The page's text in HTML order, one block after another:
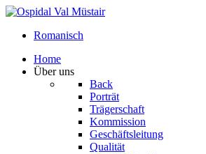
Romanisch
Home
Über uns
Back
Porträt
Trägerschaft
Kommission
Geschäftsleitung
Qualität